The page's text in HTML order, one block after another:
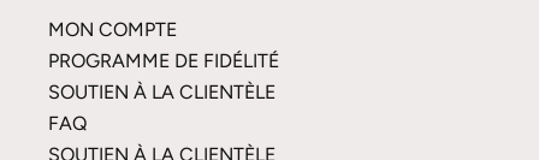
MON COMPTE
PROGRAMME DE FIDÉLITÉ
SOUTIEN À LA CLIENTÈLE
FAQ
SOUTIEN À LA CLIENTÈLE